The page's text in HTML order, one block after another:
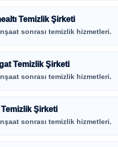
Temizlik Şirketi
sonrası temizlik hizmetleri.
Temizlik Şirketi
sonrası temizlik hizmetleri.
Şirketi
sonrası temizlik hizmetleri.